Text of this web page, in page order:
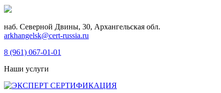
наб. Северной Двины, 30, Архангельская обл.
arkhangelsk@cert-russia.ru
8 (961) 067-01-01
Наши услуги